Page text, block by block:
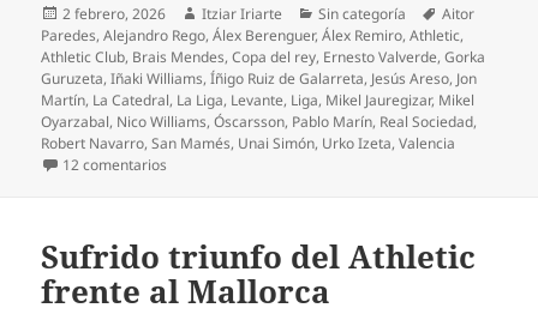
Publicado
el
2 febrero, 2026 Autor
Itziar Iriarte Categorías
Sin categoría Etiquetas
Aitor
Paredes,Alejandro Rego,Álex Berenguer,Álex Remiro,Athletic,
Athletic Club, Brais Mendes,Copa del rey, Ernesto Valverde,Gorka
Guruzeta,Iñaki Williams,Íñigo Ruiz de Galarreta, Jesús Areso, Jon
Martín, La Catedral, La Liga, Levante, Liga, Mikel Jauregizar, Mikel
Oyarzabal, Nico Williams,Óscarsson, Pablo Marín, Real Sociedad,
Robert Navarro,San Mamés, Unai Simón, Urko Izeta,Valencia
12 comentarios
Sufrido triunfo del Athletic
frente al Mallorca